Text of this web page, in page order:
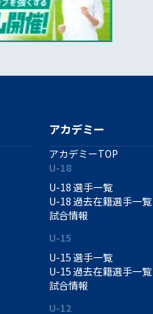
アカデミー
アカデミーTOP
U-18
U-18 選手一覧
U-18 過去在籍選手一覧
試合情報
U-15
U-15 選手一覧
U-15 過去在籍選手一覧
試合情報
U-12